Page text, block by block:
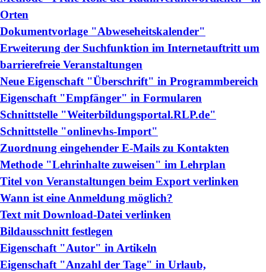
Orten
Dokumentvorlage "Abweseheitskalender"
Erweiterung der Suchfunktion im Internetauftritt um
barrierefreie Veranstaltungen
Neue Eigenschaft "Überschrift" in Programmbereich
Eigenschaft "Empfänger" in Formularen
Schnittstelle "Weiterbildungsportal.RLP.de"
Schnittstelle "onlinevhs-Import"
Zuordnung eingehender E-Mails zu Kontakten
Methode "Lehrinhalte zuweisen" im Lehrplan
Titel von Veranstaltungen beim Export verlinken
Wann ist eine Anmeldung möglich?
Text mit Download-Datei verlinken
Bildausschnitt festlegen
Eigenschaft "Autor" in Artikeln
Eigenschaft "Anzahl der Tage" in Urlaub,